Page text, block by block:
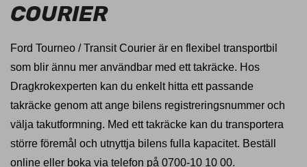
COURIER
Ford Tourneo / Transit Courier är en flexibel transportbil
som blir ännu mer användbar med ett takräcke. Hos
Dragkrokexperten kan du enkelt hitta ett passande
takräcke genom att ange bilens registreringsnummer och
välja takutformning. Med ett takräcke kan du transportera
större föremål och utnyttja bilens fulla kapacitet. Beställ
online eller boka via telefon på 0700-10 10 00.